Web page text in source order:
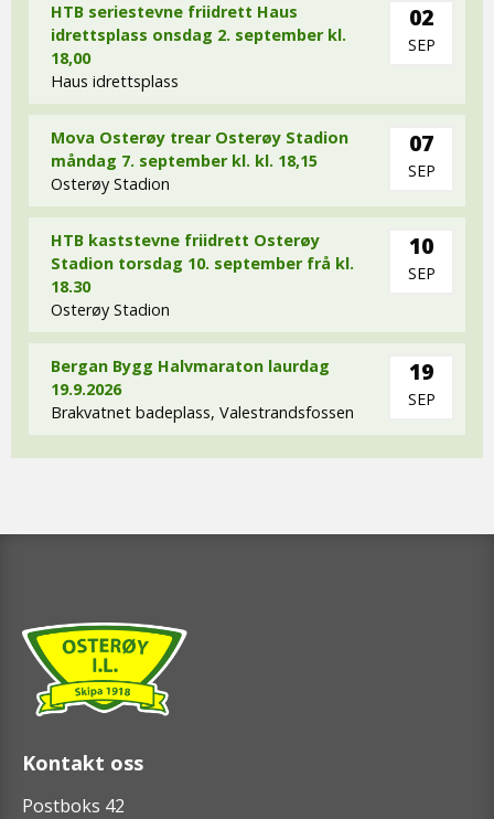
HTB seriestevne friidrett Haus
idrettsplass onsdag 2. september kl.
18,00
Haus idrettsplass
02
SEP
Mova Osterøy trear Osterøy Stadion
måndag 7. september kl. kl. 18,15
Osterøy Stadion
07
SEP
HTB kaststevne friidrett Osterøy
Stadion torsdag 10. september frå kl.
18.30
Osterøy Stadion
10
SEP
Bergan Bygg Halvmaraton laurdag
19.9.2026
Brakvatnet badeplass, Valestrandsfossen
19
SEP
Kontakt oss
Postboks 42